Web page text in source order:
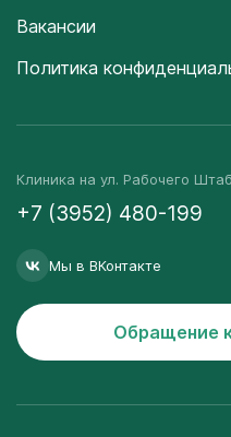
Вакансии
Политика
Клиника на ул. Рабочего
+7 (3952) 480-199
Мы в ВКонтакте
Обращение